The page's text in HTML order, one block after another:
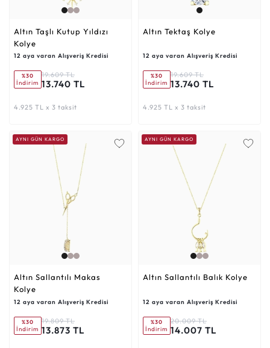
Altın Taşlı Kutup Yıldızı
Kolye
12 aya varan Alışveriş Kredisi
%30
İndirim
19.609 TL
13.740 TL
4.925 TL x 3 taksit
Altın Tektaş Kolye
12 aya varan Alışveriş Kredisi
%30
İndirim
19.609 TL
13.740 TL
4.925 TL x 3 taksit
AYNI GÜN KARGO
Altın Sallantılı Makas
Kolye
12 aya varan Alışveriş Kredisi
%30
İndirim
19.809 TL
13.873 TL
AYNI GÜN KARGO
Altın Sallantılı Balık Kolye
12 aya varan Alışveriş Kredisi
%30
İndirim
20.009 TL
14.007 TL